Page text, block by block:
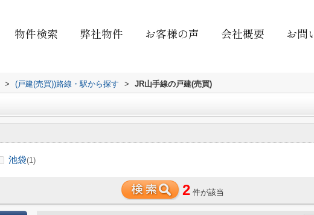
物件検索 弊社物件 お客様の声 会社概要 お問
> (戸建(売買))路線・駅から探す > JR山手線の戸建(売買)
池袋(1)
2 件が該当